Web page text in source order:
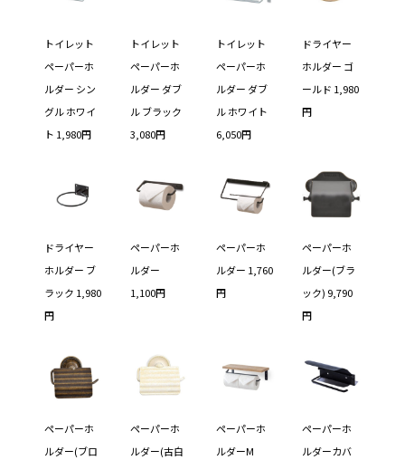
トイレット
ペーパーホ
ルダー シン
グル ホワイ
ト 1,980円
トイレット
ペーパーホ
ルダー ダブ
ル ブラック
3,080円
トイレット
ペーパーホ
ルダー ダブ
ル ホワイト
6,050円
ドライヤー
ホルダー ゴ
ールド 1,980
円
ドライヤー
ホルダー ブ
ラック 1,980
円
ペーパーホ
ルダー
1,100円
ペーパーホ
ルダー 1,760
円
ペーパーホ
ルダー(ブラ
ック) 9,790
円
ペーパーホ
ルダー(ブロ
ペーパーホ
ルダー(古白
ペーパーホ
ルダーM
ペーパーホ
ルダーカバ